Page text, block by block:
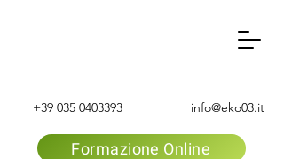
+39 035 0403393 info@eko03.it
Formazione Online